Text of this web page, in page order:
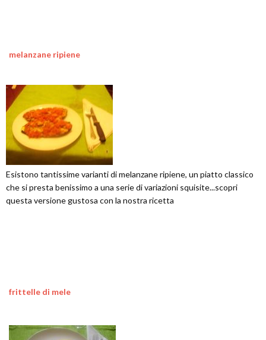
melanzane ripiene
Esistono tantissime varianti di melanzane ripiene, un piatto classico
che si presta benissimo a una serie di variazioni squisite...scopri
questa versione gustosa con la nostra ricetta
frittelle di mele